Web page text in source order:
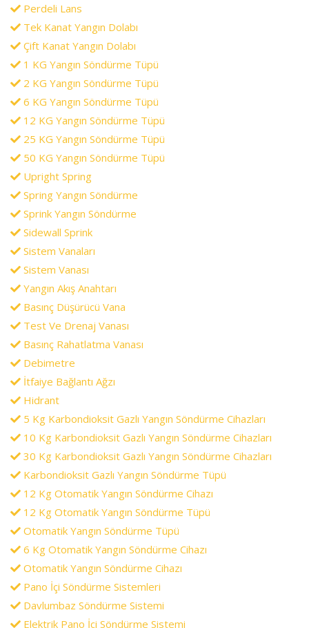
Perdeli Lans
Tek Kanat Yangın Dolabı
Çift Kanat Yangın Dolabı
1 KG Yangın Söndürme Tüpü
2 KG Yangın Söndürme Tüpü
6 KG Yangın Söndürme Tüpü
12 KG Yangın Söndürme Tüpü
25 KG Yangın Söndürme Tüpü
50 KG Yangın Söndürme Tüpü
Upright Spring
Spring Yangın Söndürme
Sprink Yangın Söndürme
Sidewall Sprink
Sistem Vanaları
Sistem Vanası
Yangın Akış Anahtarı
Basınç Düşürücü Vana
Test Ve Drenaj Vanası
Basınç Rahatlatma Vanası
Debimetre
İtfaiye Bağlantı Ağzı
Hidrant
5 Kg Karbondioksit Gazlı Yangın Söndürme Cihazları
10 Kg Karbondioksit Gazlı Yangın Söndürme Cihazları
30 Kg Karbondioksit Gazlı Yangın Söndürme Cihazları
Karbondioksit Gazlı Yangın Söndürme Tüpü
12 Kg Otomatik Yangın Söndürme Cihazı
12 Kg Otomatik Yangın Söndürme Tüpü
Otomatik Yangın Söndürme Tüpü
6 Kg Otomatik Yangın Söndürme Cihazı
Otomatik Yangın Söndürme Cihazı
Pano İçi Söndürme Sistemleri
Davlumbaz Söndürme Sistemi
Elektrik Pano İçi Söndürme Sistemi